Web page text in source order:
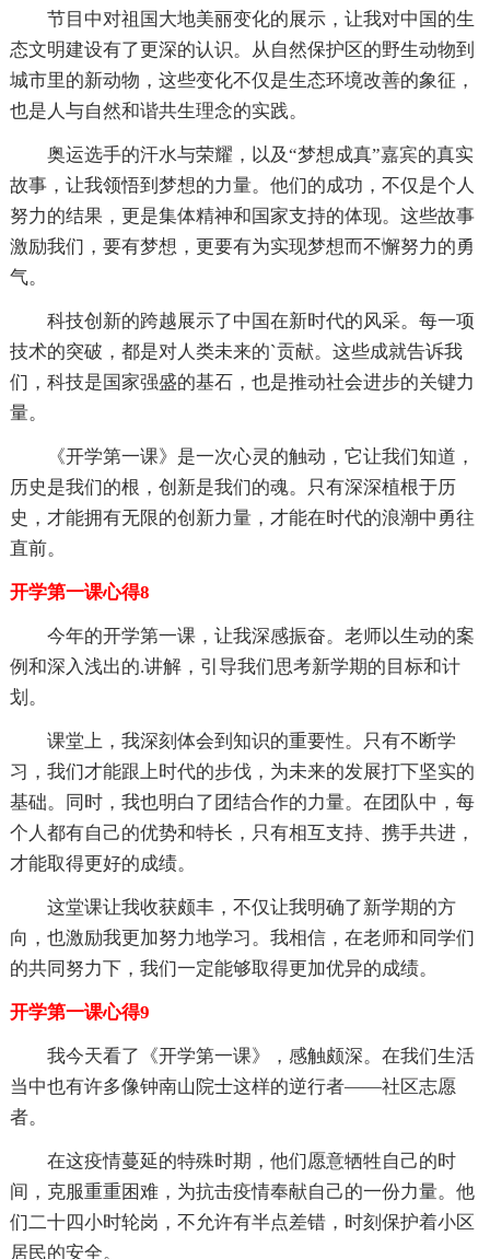
节目中对祖国大地美丽变化的展示，让我对中国的生
态文明建设有了更深的认识。从自然保护区的野生动物到
城市里的新动物，这些变化不仅是生态环境改善的象征，
也是人与自然和谐共生理念的实践。
奥运选手的汗水与荣耀，以及“梦想成真”嘉宾的真实
故事，让我领悟到梦想的力量。他们的成功，不仅是个人
努力的结果，更是集体精神和国家支持的体现。这些故事
激励我们，要有梦想，更要有为实现梦想而不懈努力的勇
气。
科技创新的跨越展示了中国在新时代的风采。每一项
技术的突破，都是对人类未来的`贡献。这些成就告诉我
们，科技是国家强盛的基石，也是推动社会进步的关键力
量。
《开学第一课》是一次心灵的触动，它让我们知道，
历史是我们的根，创新是我们的魂。只有深深植根于历
史，才能拥有无限的创新力量，才能在时代的浪潮中勇往
直前。
开学第一课心得8
今年的开学第一课，让我深感振奋。老师以生动的案
例和深入浅出的.讲解，引导我们思考新学期的目标和计
划。
课堂上，我深刻体会到知识的重要性。只有不断学
习，我们才能跟上时代的步伐，为未来的发展打下坚实的
基础。同时，我也明白了团结合作的力量。在团队中，每
个人都有自己的优势和特长，只有相互支持、携手共进，
才能取得更好的成绩。
这堂课让我收获颇丰，不仅让我明确了新学期的方
向，也激励我更加努力地学习。我相信，在老师和同学们
的共同努力下，我们一定能够取得更加优异的成绩。
开学第一课心得9
我今天看了《开学第一课》，感触颇深。在我们生活
当中也有许多像钟南山院士这样的逆行者——社区志愿
者。
在这疫情蔓延的特殊时期，他们愿意牺牲自己的时
间，克服重重困难，为抗击疫情奉献自己的一份力量。他
们二十四小时轮岗，不允许有半点差错，时刻保护着小区
居民的安全。